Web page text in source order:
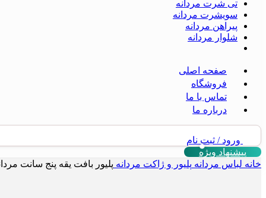
تی شرت مردانه
سویشرت مردانه
پیراهن مردانه
شلوار مردانه
صفحه اصلی
فروشگاه
تماس با ما
درباره ما
ورود / ثبت نام
پیشنهاد ویژه
خانه لباس مردانه پلیور و ژاکت مردانه پلیور بافت یقه پنج سانت مردانه